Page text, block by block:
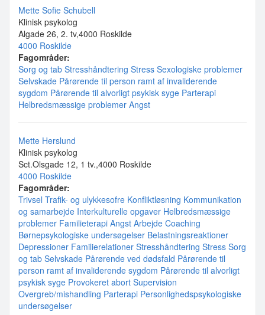
Mette Sofie Schubell
Klinisk psykolog
Algade 26, 2. tv,4000 Roskilde
4000 Roskilde
Fagområder:
Sorg og tab Stresshåndtering Stress Sexologiske problemer
Selvskade Pårørende til person ramt af invaliderende
sygdom Pårørende til alvorligt psykisk syge Parterapi
Helbredsmæssige problemer Angst
Mette Herslund
Klinisk psykolog
Sct.Olsgade 12, 1 tv.,4000 Roskilde
4000 Roskilde
Fagområder:
Trivsel Trafik- og ulykkesofre Konfliktløsning Kommunikation
og samarbejde Interkulturelle opgaver Helbredsmæssige
problemer Familieterapi Angst Arbejde Coaching
Børnepsykologiske undersøgelser Belastningsreaktioner
Depressioner Familierelationer Stresshåndtering Stress Sorg
og tab Selvskade Pårørende ved dødsfald Pårørende til
person ramt af invaliderende sygdom Pårørende til alvorligt
psykisk syge Provokeret abort Supervision
Overgreb/mishandling Parterapi Personlighedspsykologiske
undersøgelser